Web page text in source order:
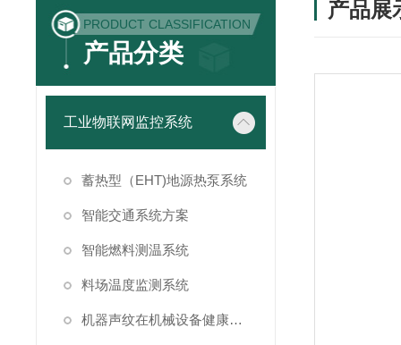
PRODUCT CLASSIFICATION
产品分类
工业物联网监控系统
蓄热型（EHT)地源热泵系统
智能交通系统方案
智能燃料测温系统
料场温度监测系统
机器声纹在机械设备健康状态监测中的应用
产品展